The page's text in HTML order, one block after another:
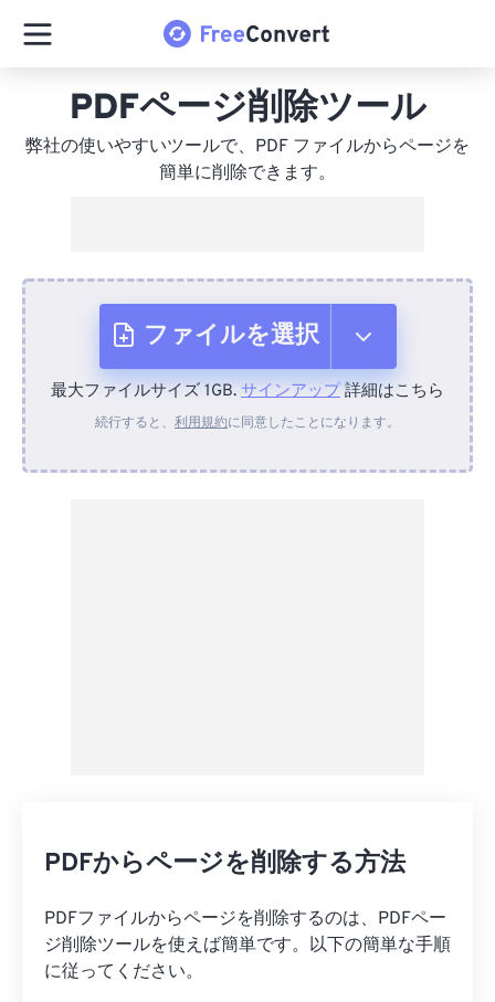
PDFページ削除ツール
弊社の使いやすいツールで、PDF ファイルからページを
簡単に削除できます。
ファイルを選択
デバイスから
最大ファイルサイズ 1GB. サインアップ詳細はこちら
続行すると、 利用規約に同意したことになります。
PDFからページを削除する方法
PDFファイルからページを削除するのは、PDFペー
ジ削除ツールを使えば簡単です。以下の簡単な手順
に従ってください。